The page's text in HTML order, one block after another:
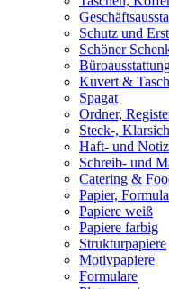
Schutz und
Schöner
Kuvert &
Spagat
Ordner,
Steck-,
Haft- und
Schreib- und
Catering &
Papier,
Papiere weiß
Papiere farbig
Strukturpapiere
Motivpapiere
Formulare